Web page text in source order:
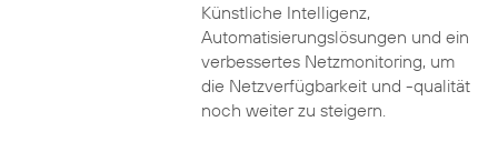
Künstliche Intelligenz,
Automatisierungslösungen und ein
verbessertes Netzmonitoring, um
die Netzverfügbarkeit und -qualität
noch weiter zu steigern.